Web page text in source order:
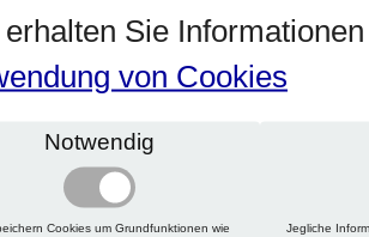
erhalten Sie
von Cookies
Notwendig
Cookies um Grundfunktionen wie
Jegliche